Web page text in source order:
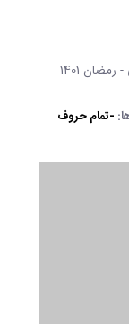
1401
-تمام حروف